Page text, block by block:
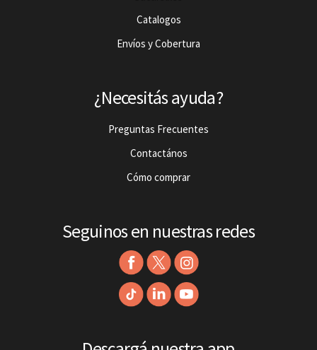
Catalogos
Envíos y Cobertura
¿Necesitás ayuda?
Preguntas Frecuentes
Contactános
Cómo comprar
Seguinos en nuestras redes